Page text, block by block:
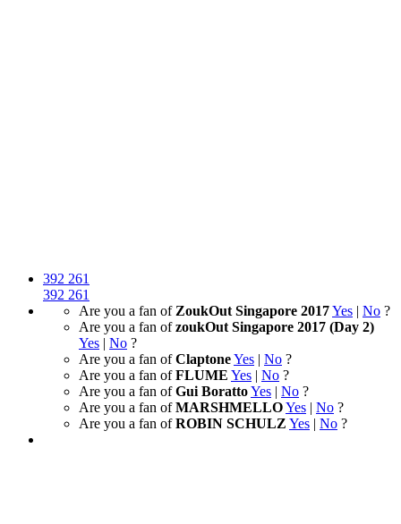
392 261
392 261
Are you a fan of ZoukOut Singapore 2017Yes | No ?
Are you a fan ofzoukOut Singapore 2017 (Day 2)
Yes | No ?
Are you a fan ofClaptoneYes | No ?
Are you a fan ofFLUME Yes | No ?
Are you a fan ofGui BorattoYes | No ?
Are you a fan ofMARSHMELLOYes | No ?
Are you a fan ofROBIN SCHULZ Yes | No ?